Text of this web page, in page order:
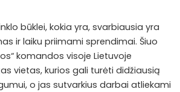
būklei, kokia yra, svarbiausia yra
ir laiku priimami sprendimai. Šiuo
komandos visoje Lietuvoje
vietas, kurios gali turėti didžiausią
o jas sutvarkius darbai atliekami